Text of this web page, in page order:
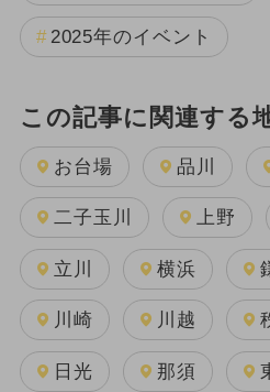
2025年のイベント
この記事に関連する
お台場 品川
二子玉川 上野
立川 横浜
川崎 川越
日光 那須